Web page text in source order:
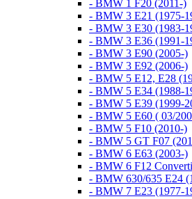
- BMW 1 F20 (2011-)
- BMW 3 E21 (1975-
- BMW 3 E30 (1983-
- BMW 3 E36 (1991-
- BMW 3 E90 (2005-)
- BMW 3 E92 (2006-)
- BMW 5 E12, E28
- BMW 5 E34 (1988-
- BMW 5 E39 (1999-
- BMW 5 E60 ( 03/
- BMW 5 F10 (2010-)
- BMW 5 GT F07
- BMW 6 E63 (2003-)
- BMW 6 F12
- BMW 630/635 E24
- BMW 7 E23 (1977-